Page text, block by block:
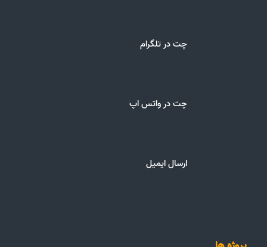
چت در تلگرام
چت در واتس اپ
ارسال ایمیل